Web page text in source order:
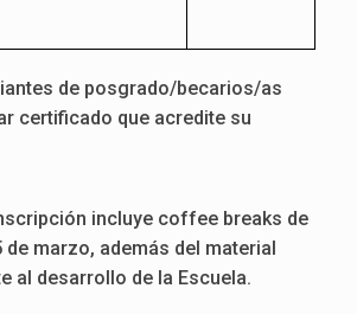
de posgrado/becarios/as
certificado que acredite su
incluye coffee breaks de
de marzo, además del material
al desarrollo de la Escuela.